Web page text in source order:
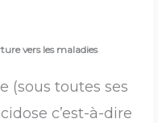
vers les maladies
(sous toutes ses
c’est-à-dire